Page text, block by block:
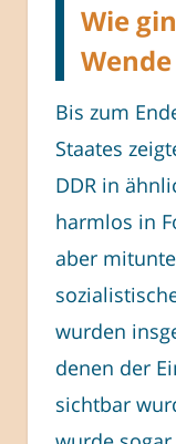
Wie
Bis zum
Staates
DDR in
harmlos in
aber
wurden
denen der
sichtbar